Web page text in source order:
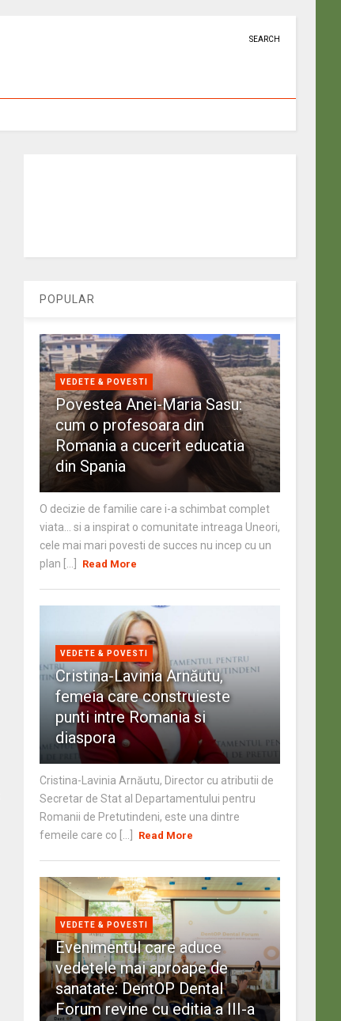
SEARCH
POPULAR
VEDETE & POVESTI
Povestea Anei-Maria Sasu:
cum o profesoara din
Romania a cucerit educatia
din Spania
O decizie de familie care i-a schimbat complet
viata… si a inspirat o comunitate intreaga Uneori,
cele mai mari povesti de succes nu incep cu un
plan [...]
Read More
VEDETE & POVESTI
Cristina-Lavinia Arnăutu,
femeia care construieste
punti intre Romania si
diaspora
Cristina-Lavinia Arnăutu, Director cu atributii de
Secretar de Stat al Departamentului pentru
Romanii de Pretutindeni, este una dintre
femeile care co [...]
Read More
VEDETE & POVESTI
Evenimentul care aduce
vedetele mai aproape de
sanatate: DentOP Dental
Forum revine cu editia a III-a